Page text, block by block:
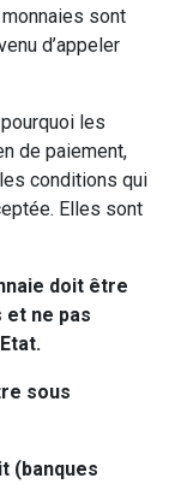
sont
d’appeler
les
de paiement,
conditions qui
Elles sont
doit être
et ne pas
sous
(banques